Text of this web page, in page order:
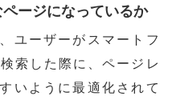
ージになっているか
ユーザーがスマートフ
索した際に、ページレ
いように最適化されて